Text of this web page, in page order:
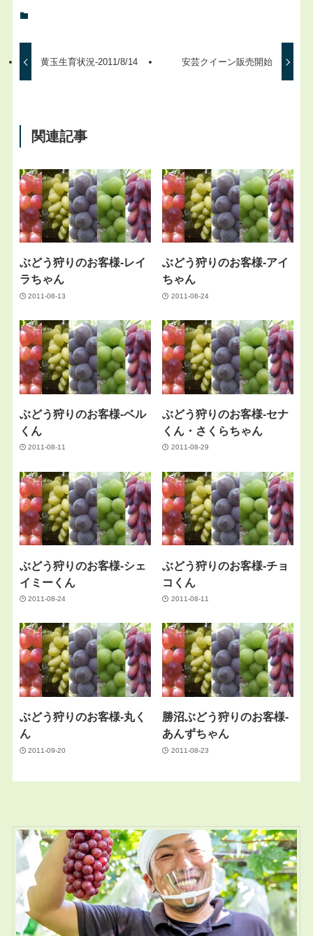
黄玉生育状況-2011/8/14 安芸クイーン販売開始
関連記事
ぶどう狩りのお客様-レイ
ラちゃん
2011-08-13
ぶどう狩りのお客様-アイ
ちゃん
2011-08-24
ぶどう狩りのお客様‐ベル
くん
2011-08-11
ぶどう狩りのお客様-セナ
くん・さくらちゃん
2011-08-29
ぶどう狩りのお客様-シェ
イミーくん
2011-08-24
ぶどう狩りのお客様-チョ
コくん
2011-08-11
ぶどう狩りのお客様-丸く
ん
2011-09-20
勝沼ぶどう狩りのお客様-
あんずちゃん
2011-08-23